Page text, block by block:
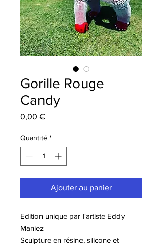
Gorille Rouge
Candy
0,00 €Prix
Quantité *
Ajouter au panier
Edition unique par l'artiste Eddy
Maniez
Sculpture en résine, silicone et